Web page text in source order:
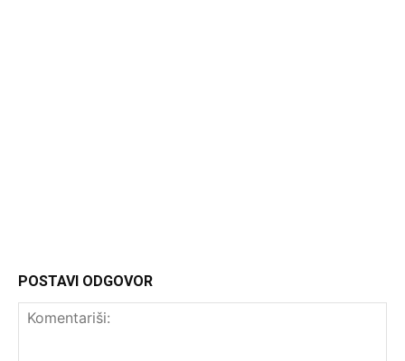
POSTAVI ODGOVOR